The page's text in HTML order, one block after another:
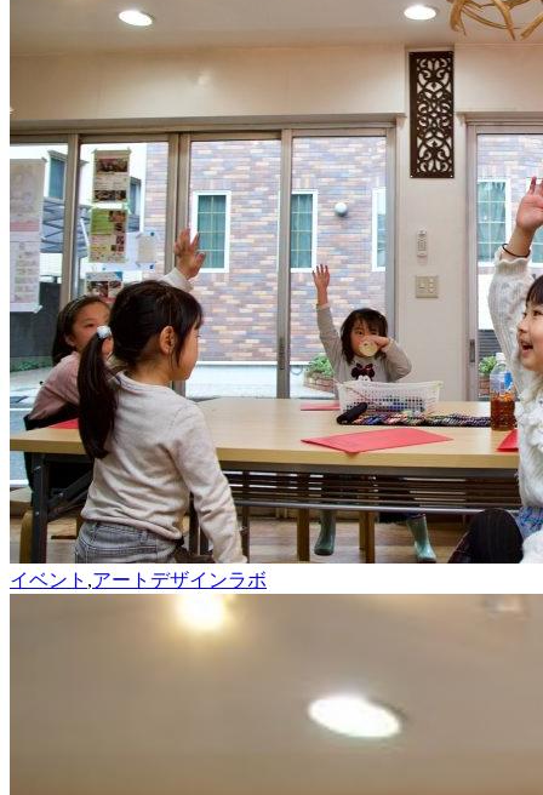
イベント ,アートデザインラボ